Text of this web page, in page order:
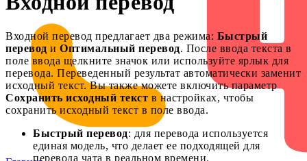
Входной перевод предлагает два режима: Быстрый
перевод и Оптимальный перевод. После ввода текста в
поле ввода щелкните значок или используйте ярлык для
перевода. Переведенный результат автоматически заменит
исходный текст. Вы также можете включить параметр
Сохранить исходный текст в настройках, чтобы
сохранить исходный текст в поле ввода.
Быстрый перевод: для перевода используется
единая модель, что делает ее подходящей для
перевода чата в реальном времени.